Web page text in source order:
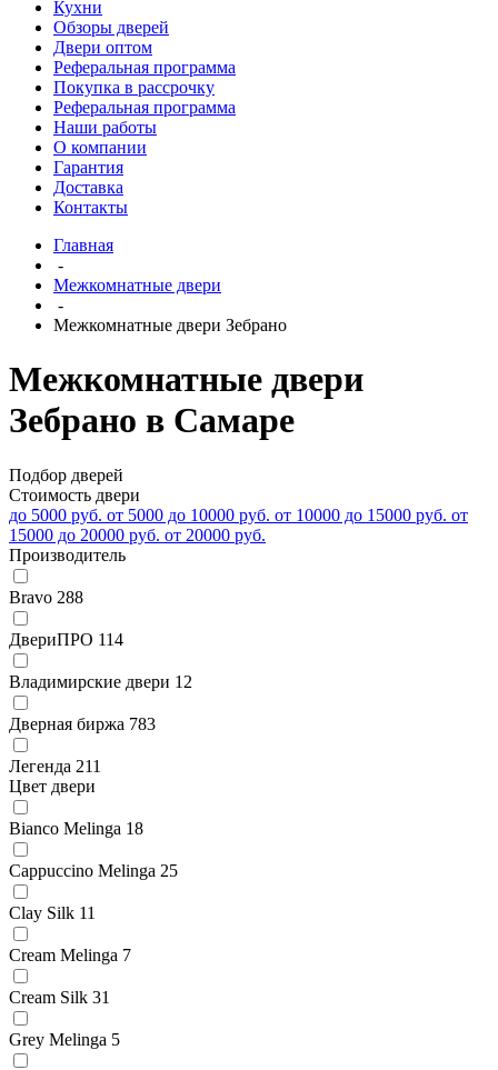
Кухни
Обзоры дверей
Двери оптом
Реферальная программа
Покупка в рассрочку
Реферальная программа
Наши работы
О компании
Гарантия
Доставка
Контакты
Главная
-
Межкомнатные двери
-
Межкомнатные двери Зебрано
Межкомнатные двери
Зебрано в Самаре
Подбор дверей
Стоимость двери
до 5000 руб. от 5000 до 10000 руб. от 10000 до 15000 руб. от
15000 до 20000 руб. от 20000 руб.
Производитель
Bravo 288
ДвериПРО 114
Владимирские двери 12
Дверная биржа 783
Легенда 211
Цвет двери
Bianco Melinga 18
Cappuccino Melinga 25
Clay Silk 11
Cream Melinga 7
Cream Silk 31
Grey Melinga 5